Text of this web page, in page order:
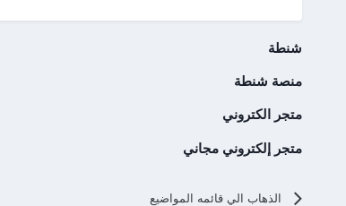
شنطة
منصة شنطة
متجر الكتروني
متجر إلكتروني مجاني
الذهاب الي قائمه المواضيع